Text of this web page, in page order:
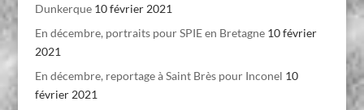
Dunkerque 10 février 2021
En décembre, portraits pour SPIE en Bretagne 10 février
2021
En décembre, reportage à Saint Brès pour Inconel 10
février 2021